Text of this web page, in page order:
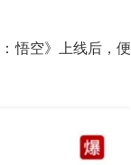
悟空》上线后，便